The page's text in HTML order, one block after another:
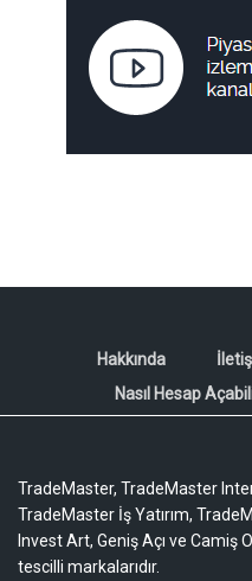
Hakkında
Nasıl Hesap
TradeMaster, TradeMaster
TradeMaster İş Yatırım,
Invest Art, Geniş Açı ve Camiş
tescilli markalarıdır.